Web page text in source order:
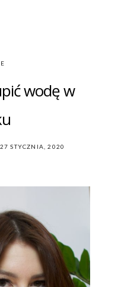
wodę w
POSTED
27 STYCZNIA, 2020